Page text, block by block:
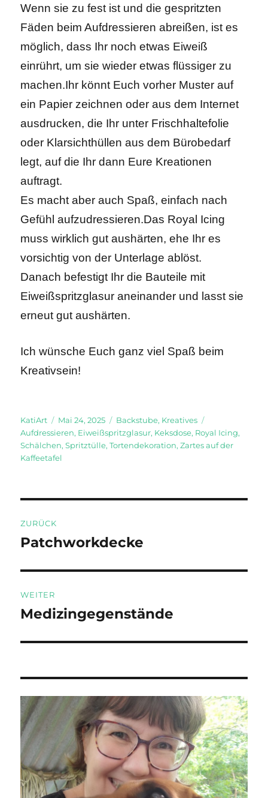
Wenn sie zu fest ist und die gespritzten
Fäden beim Aufdressieren abreißen, ist es
möglich, dass Ihr noch etwas Eiweiß
einrührt, um sie wieder etwas flüssiger zu
machen.Ihr könnt Euch vorher Muster auf
ein Papier zeichnen oder aus dem Internet
ausdrucken, die Ihr unter Frischhaltefolie
oder Klarsichthüllen aus dem Bürobedarf
legt, auf die Ihr dann Eure Kreationen
auftragt.
Es macht aber auch Spaß, einfach nach
Gefühl aufzudressieren.Das Royal Icing
muss wirklich gut aushärten, ehe Ihr es
vorsichtig von der Unterlage ablöst.
Danach befestigt Ihr die Bauteile mit
Eiweißspritzglasur aneinander und lasst sie
erneut gut aushärten.
Ich wünsche Euch ganz viel Spaß beim
Kreativsein!
Autor
KatiArt
Veröffentlicht
am
Mai 24, 2025 Kategorien
Backstube, Kreatives
Aufdressieren, Eiweißspritzglasur, Keksdose, Royal Icing,
Schälchen,Spritztülle,Tortendekoration,Zartes auf der
Kaffeetafel
ZURÜCK
Vorheriger
Patchworkdecke
WEITER
Nächster
Medizingegenstände